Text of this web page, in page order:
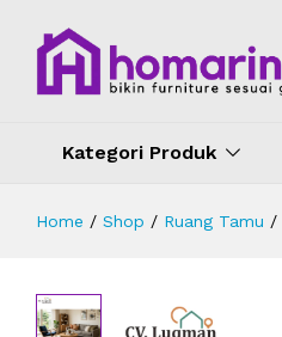
Kategori Produk
Home / Shop / Ruang Tamu /